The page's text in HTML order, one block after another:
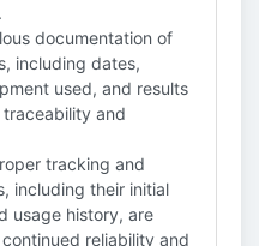
documentation of
including dates,
used, and results
and
tracking and
including their initial
usage history, are
reliability and